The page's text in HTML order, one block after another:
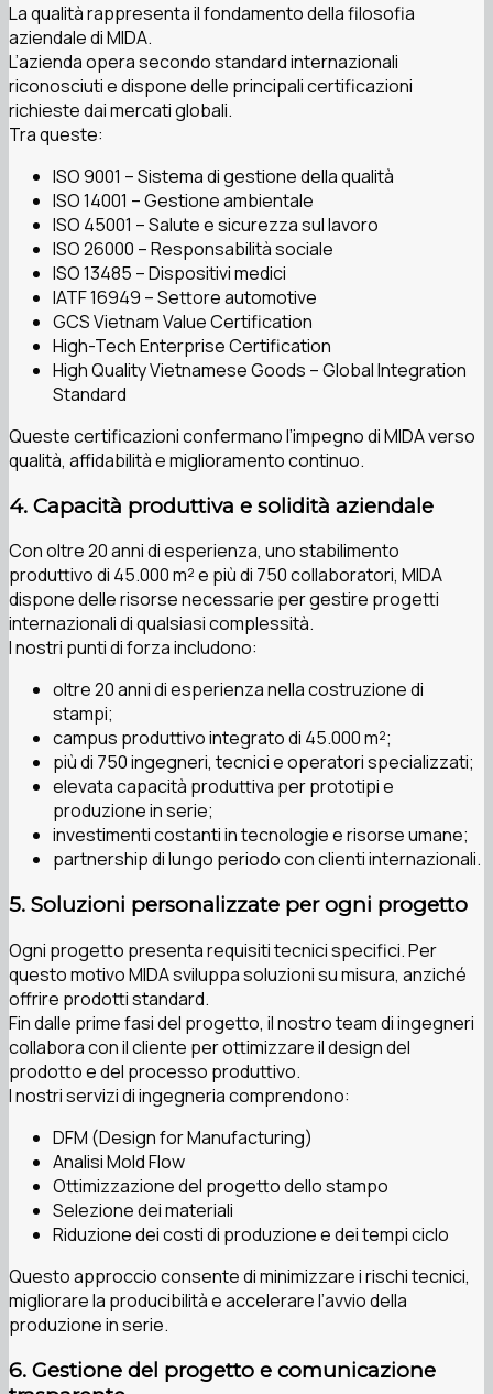
La qualità rappresenta il fondamento della filosofia
aziendale di MIDA.
L’azienda opera secondo standard internazionali
riconosciuti e dispone delle principali certificazioni
richieste dai mercati globali.
Tra queste:
ISO 9001 – Sistema di gestione della qualità
ISO 14001 – Gestione ambientale
ISO 45001 – Salute e sicurezza sul lavoro
ISO 26000 – Responsabilità sociale
ISO 13485 – Dispositivi medici
IATF 16949 – Settore automotive
GCS Vietnam Value Certification
High-Tech Enterprise Certification
High Quality Vietnamese Goods – Global Integration
Standard
Queste certificazioni confermano l’impegno di MIDA verso
qualità, affidabilità e miglioramento continuo.
4. Capacità produttiva e solidità aziendale
Con oltre 20 anni di esperienza, uno stabilimento
produttivo di 45.000 m² e più di 750 collaboratori, MIDA
dispone delle risorse necessarie per gestire progetti
internazionali di qualsiasi complessità.
I nostri punti di forza includono:
oltre 20 anni di esperienza nella costruzione di
stampi;
campus produttivo integrato di 45.000 m²;
più di 750 ingegneri, tecnici e operatori specializzati;
elevata capacità produttiva per prototipi e
produzione in serie;
investimenti costanti in tecnologie e risorse umane;
partnership di lungo periodo con clienti internazionali.
5. Soluzioni personalizzate per ogni progetto
Ogni progetto presenta requisiti tecnici specifici. Per
questo motivo MIDA sviluppa soluzioni su misura, anziché
offrire prodotti standard.
Fin dalle prime fasi del progetto, il nostro team di ingegneri
collabora con il cliente per ottimizzare il design del
prodotto e del processo produttivo.
I nostri servizi di ingegneria comprendono:
DFM (Design for Manufacturing)
Analisi Mold Flow
Ottimizzazione del progetto dello stampo
Selezione dei materiali
Riduzione dei costi di produzione e dei tempi ciclo
Questo approccio consente di minimizzare i rischi tecnici,
migliorare la producibilità e accelerare l’avvio della
produzione in serie.
6. Gestione del progetto e comunicazione